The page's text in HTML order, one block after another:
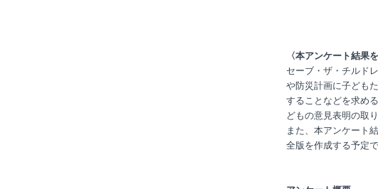
〈本アンケート結果
セーブ・ザ・チルド
や防災計画に子ども
することなどを求め
どもの意見表明の取
また、本アンケート
全版を作成する予定で